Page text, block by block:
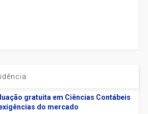
gratuita em Ciências Contábeis
do mercado